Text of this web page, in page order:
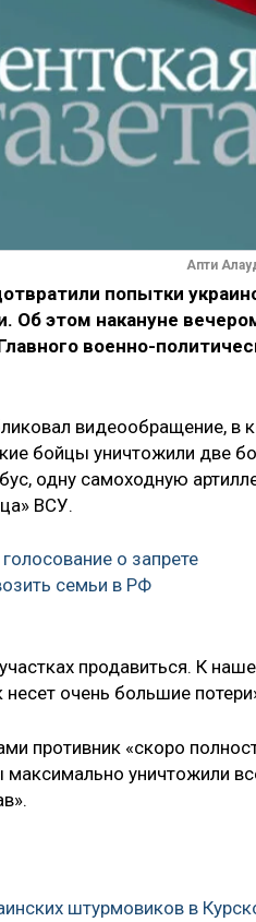
Апти
попытки
Об этом накануне
военно-
видеообращение, в
бойцы уничтожили две
одну самоходную
ВСУ.
о запрете
семьи в РФ
продавиться. К
очень большие
противник «скоро
уничтожили
штурмовиков в